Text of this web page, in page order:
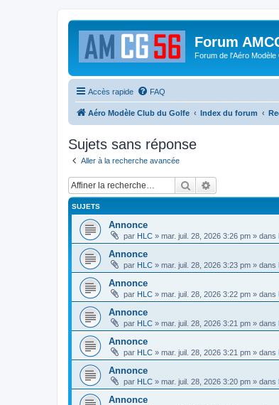
Forum
Forum de l'Aéro Modèle
Accès rapide FAQ
Aéro Modèle Club du Golfe Index du forum
Sujets sans réponse
Aller à la recherche avancée
Rechercher
SUJETS
Annonce
par HLC » mar. juil. 28, 2026 3:26 pm » dans
Annonce
par HLC » mar. juil. 28, 2026 3:23 pm » dans
Annonce
par HLC » mar. juil. 28, 2026 3:22 pm » dans
Annonce
par HLC » mar. juil. 28, 2026 3:21 pm » dans
Annonce
par HLC » mar. juil. 28, 2026 3:21 pm » dans
Annonce
par HLC » mar. juil. 28, 2026 3:20 pm » dans
Annonce